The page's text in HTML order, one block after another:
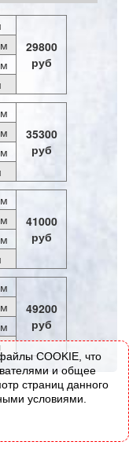
29800
руб
35300
руб
41000
руб
49200
руб
COOKIE, что
и общее
страниц данного
условиями.